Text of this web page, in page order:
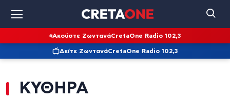
Ακούστε ΖωντανάCretaOne Radio 102,3
Δείτε ΖωντανάCretaOne Radio 102,3
ΚΥΘΗΡΑ